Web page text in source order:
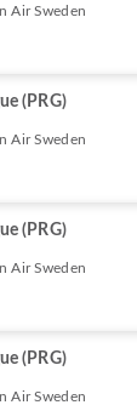
Air Sweden
(PRG)
Air Sweden
(PRG)
Air Sweden
(PRG)
Air Sweden